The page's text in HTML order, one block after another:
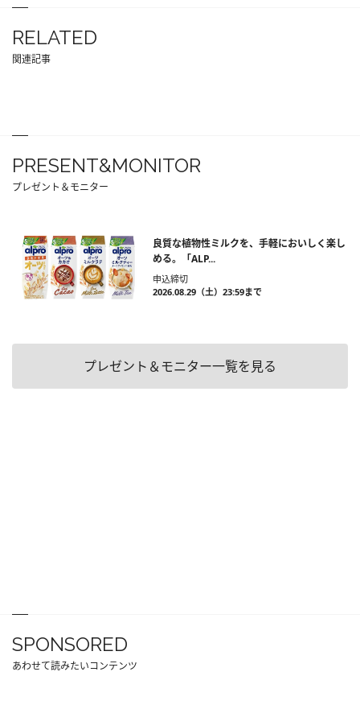
RELATED
関連記事
PRESENT&MONITOR
プレゼント＆モニター
良質な植物性ミルクを、手軽においしく楽し
める。「ALP...
申込締切
2026.08.29（土）23:59まで
プレゼント＆モニター一覧を見る
SPONSORED
あわせて読みたいコンテンツ